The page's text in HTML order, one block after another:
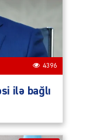
4396
ilə bağlı